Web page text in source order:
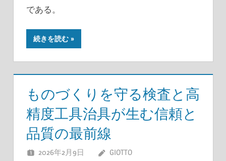
である。
続きを読む
ものづくりを守る検査と高
精度工具治具が生む信頼と
品質の最前線
2026年2月9日 GIOTTO